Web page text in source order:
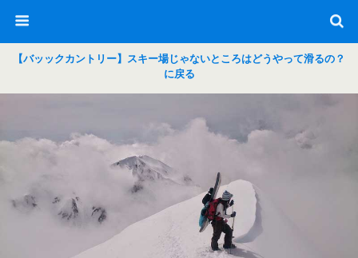
【バッックカントリー】スキー場じゃないところはどうやって滑るの？
に戻る